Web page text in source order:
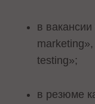
в
testing»;
в резюме